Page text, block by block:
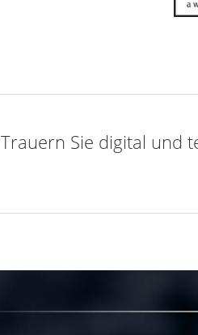
Trauern Sie digital und